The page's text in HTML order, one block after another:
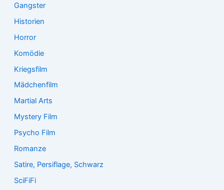
Gangster
Historien
Horror
Komödie
Kriegsfilm
Mädchenfilm
Martial Arts
Mystery Film
Psycho Film
Romanze
Satire, Persiflage, Schwarz
SciFiFi